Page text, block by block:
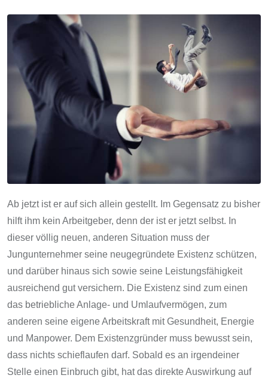
Ab jetzt ist er auf sich allein gestellt. Im Gegensatz zu bisher
hilft ihm kein Arbeitgeber, denn der ist er jetzt selbst. In
dieser völlig neuen, anderen Situation muss der
Jungunternehmer seine neugegründete Existenz schützen,
und darüber hinaus sich sowie seine Leistungsfähigkeit
ausreichend gut versichern. Die Existenz sind zum einen
das betriebliche Anlage- und Umlaufvermögen, zum
anderen seine eigene Arbeitskraft mit Gesundheit, Energie
und Manpower. Dem Existenzgründer muss bewusst sein,
dass nichts schieflaufen darf. Sobald es an irgendeiner
Stelle einen Einbruch gibt, hat das direkte Auswirkung auf